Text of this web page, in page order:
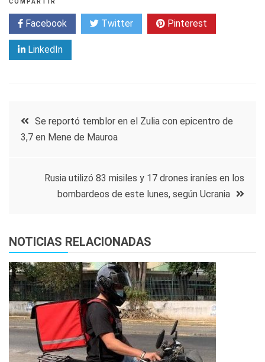
COMPARTIR
Facebook Twitter Pinterest
LinkedIn
Navegación
de
entradas
Se reportó temblor en el Zulia con epicentro de
3,7 en Mene de Mauroa
Rusia utilizó 83 misiles y 17 drones iraníes en los
bombardeos de este lunes, según Ucrania
NOTICIAS RELACIONADAS